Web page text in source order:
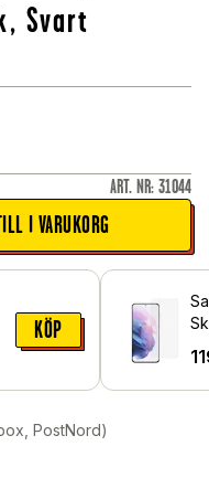
Svart
ART. NR: 31044
I VARUKORG
KÖP
PostNord)